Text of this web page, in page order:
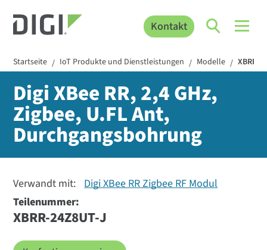
Kontakt
Startseite / IoT Produkte und Dienstleistungen / Modelle / XBRR-
Digi XBee RR, 2,4 GHz,
Zigbee, U.FL Ant,
Durchgangsbohrung
Verwandt mit: Digi XBee RR Zigbee RF Modul
Teilenummer:
XBRR-24Z8UT-J